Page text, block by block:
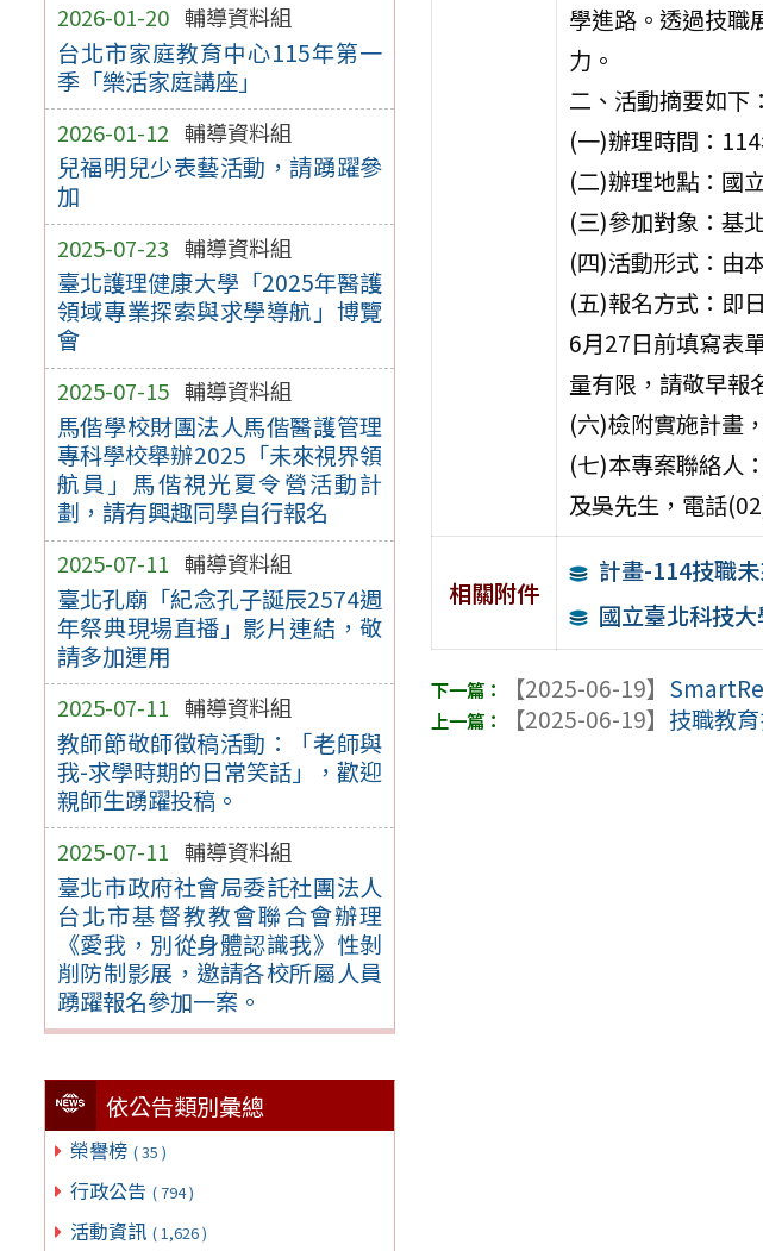
2026-01-20 輔導資料組
台北市家庭教育中心115年第一
季「樂活家庭講座」
2026-01-12 輔導資料組
兒福明兒少表藝活動，請踴躍參
加
2025-07-23 輔導資料組
臺北護理健康大學「2025年醫護
領域專業探索與求學導航」博覽
會
2025-07-15 輔導資料組
馬偕學校財團法人馬偕醫護管理
專科學校舉辦2025「未來視界領
航員」馬偕視光夏令營活動計
劃，請有興趣同學自行報名
2025-07-11 輔導資料組
臺北孔廟「紀念孔子誕辰2574週
年祭典現場直播」影片連結，敬
請多加運用
2025-07-11 輔導資料組
教師節敬師徵稿活動：「老師與
我-求學時期的日常笑話」，歡迎
親師生踴躍投稿。
2025-07-11 輔導資料組
臺北市政府社會局委託社團法人
台北市基督教教會聯合會辦理
《愛我，別從身體認識我》性剝
削防制影展，邀請各校所屬人員
踴躍報名參加一案。
依公告類別彙總
榮譽榜 ( 35 )
行政公告 ( 794 )
活動資訊 ( 1,626 )
學進路。透過技職
力。
二、活動摘要如下：
(一)辦理時間：
(二)辦理地點：國
(三)參加對象：基
(四)活動形式：由
(五)報名方式：即
6月27日前填寫表
量有限，請敬早報
(六)檢附實施計畫
(七)本專案聯絡人
及吳先生，電話
相關附件
計畫-114技職
國立臺北科技
【2025-06-19】
【2025-06-19】 技職教